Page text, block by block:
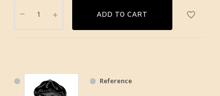
ADD TO CART favorite_border
Reference